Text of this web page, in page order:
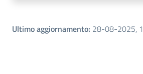
Ultimo aggiornamento: 28-08-2025,